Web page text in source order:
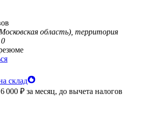
область), территория
склад
000 ₽ за месяц, до вычета налогов